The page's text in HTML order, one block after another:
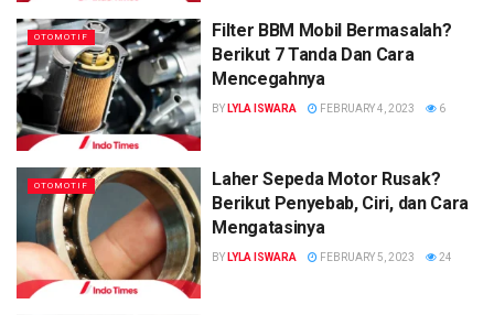
OTOMOTIF
Filter BBM Mobil Bermasalah?
Berikut 7 Tanda Dan Cara
Mencegahnya
BY LYLA ISWARA FEBRUARY 4, 2023 6
OTOMOTIF
Laher Sepeda Motor Rusak?
Berikut Penyebab, Ciri, dan Cara
Mengatasinya
BY LYLA ISWARA FEBRUARY 5, 2023 24